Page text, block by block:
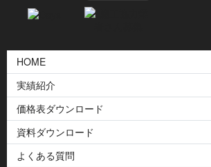
HOME
実績紹介
価格表ダウンロード
資料ダウンロード
よくある質問